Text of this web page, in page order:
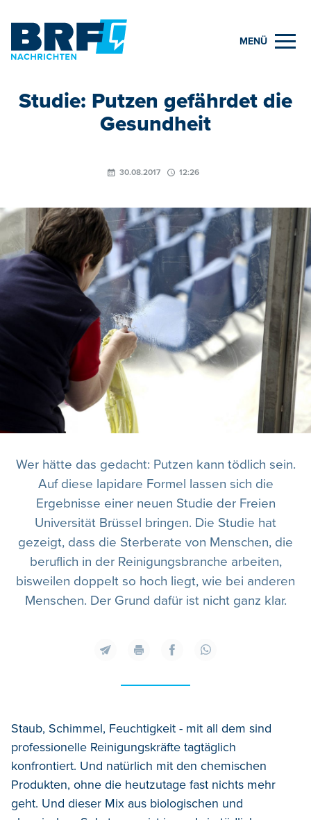
MENÜ
Studie: Putzen gefährdet die
Gesundheit
30.08.2017 12:26
Wer hätte das gedacht: Putzen kann tödlich sein.
Auf diese lapidare Formel lassen sich die
Ergebnisse einer neuen Studie der Freien
Universität Brüssel bringen. Die Studie hat
gezeigt, dass die Sterberate von Menschen, die
beruflich in der Reinigungsbranche arbeiten,
bisweilen doppelt so hoch liegt, wie bei anderen
Menschen. Der Grund dafür ist nicht ganz klar.
Staub, Schimmel, Feuchtigkeit - mit all dem sind
professionelle Reinigungskräfte tagtäglich
konfrontiert. Und natürlich mit den chemischen
Produkten, ohne die heutzutage fast nichts mehr
geht. Und dieser Mix aus biologischen und